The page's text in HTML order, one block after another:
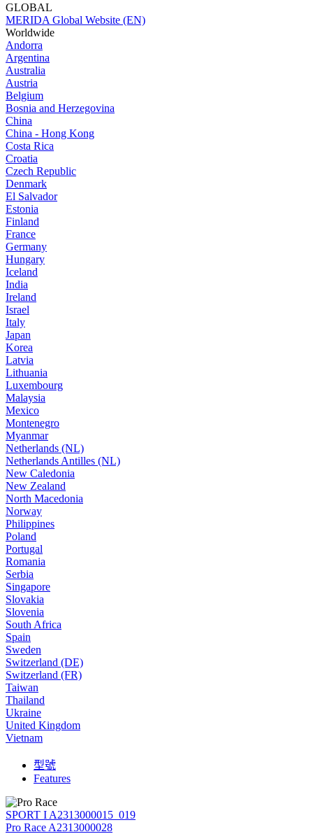
GLOBAL
MERIDA Global Website (EN)
Worldwide
Andorra
Argentina
Australia
Austria
Belgium
Bosnia and Herzegovina
China
China - Hong Kong
Costa Rica
Croatia
Czech Republic
Denmark
El Salvador
Estonia
Finland
France
Germany
Hungary
Iceland
India
Ireland
Israel
Italy
Japan
Korea
Latvia
Lithuania
Luxembourg
Malaysia
Mexico
Montenegro
Myanmar
Netherlands (NL)
Netherlands Antilles (NL)
New Caledonia
New Zealand
North Macedonia
Norway
Philippines
Poland
Portugal
Romania
Serbia
Singapore
Slovakia
Slovenia
South Africa
Spain
Sweden
Switzerland (DE)
Switzerland (FR)
Taiwan
Thailand
Ukraine
United Kingdom
Vietnam
型號
Features
SPORT I A2313000015_019
Pro Race A2313000028